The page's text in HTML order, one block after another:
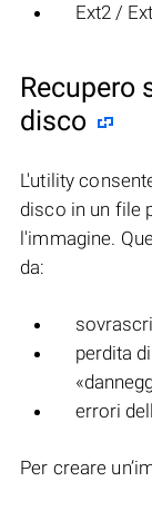
Ext2 /
Recupero
disco
L'utility
disco in un file
l'immagine.
da:
perdita
errori
Per creare